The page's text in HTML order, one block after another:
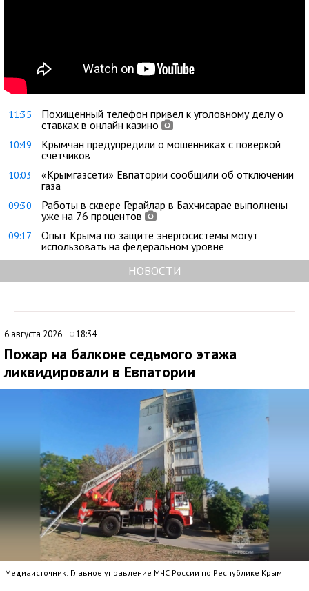
11:35
Похищенный телефон привел к уголовному делу о
ставках в онлайн казино
10:49
Крымчан предупредили о мошенниках с поверкой
счётчиков
10:03
«Крымгазсети» Евпатории сообщили об отключении
газа
09:30
Работы в сквере Герайлар в Бахчисарае выполнены
уже на 76 процентов
09:17
Опыт Крыма по защите энергосистемы могут
использовать на федеральном уровне
НОВОСТИ
6 августа 2026 18:34
Пожар на балконе седьмого этажа
ликвидировали в Евпатории
Медиаисточник: Главное управление МЧС России по Республике Крым